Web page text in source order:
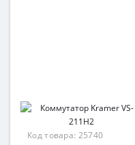
Код товара: 25740